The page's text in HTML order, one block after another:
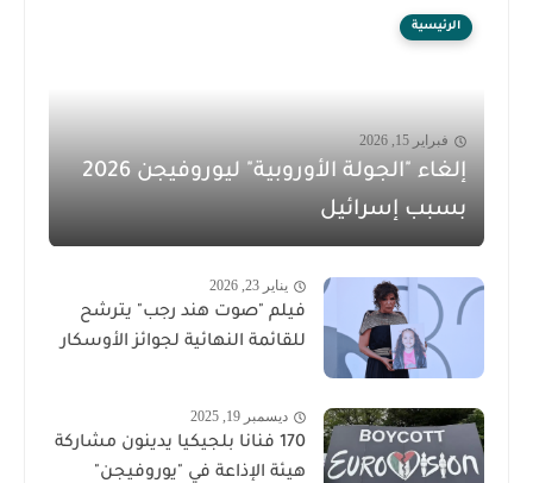
الرئيسية
فبراير 15, 2026
إلغاء "الجولة الأوروبية" ليوروفيجن 2026
بسبب إسرائيل
يناير 23, 2026
فيلم "صوت هند رجب" يترشح
للقائمة النهائية لجوائز الأوسكار
ديسمبر 19, 2025
170 فنانا بلجيكيا يدينون مشاركة
هيئة الإذاعة في "يوروفيجن"